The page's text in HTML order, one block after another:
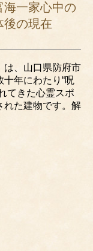
海一家心中の
後の現在
は、山口県防府市
年にわたり“呪
てきた心霊スポ
れた建物です。解